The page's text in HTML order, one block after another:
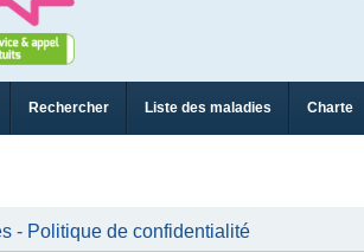
Rechercher Liste des maladies Charte
- Politique de confidentialité